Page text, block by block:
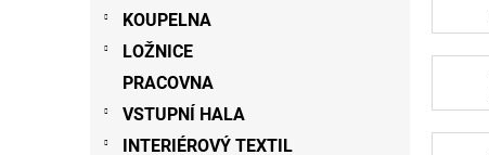
KOUPELNA
LOŽNICE
PRACOVNA
VSTUPNÍ HALA
INTERIÉROVÝ TEXTIL